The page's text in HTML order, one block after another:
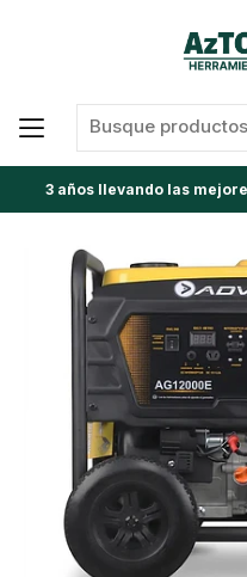
3 años llevando las